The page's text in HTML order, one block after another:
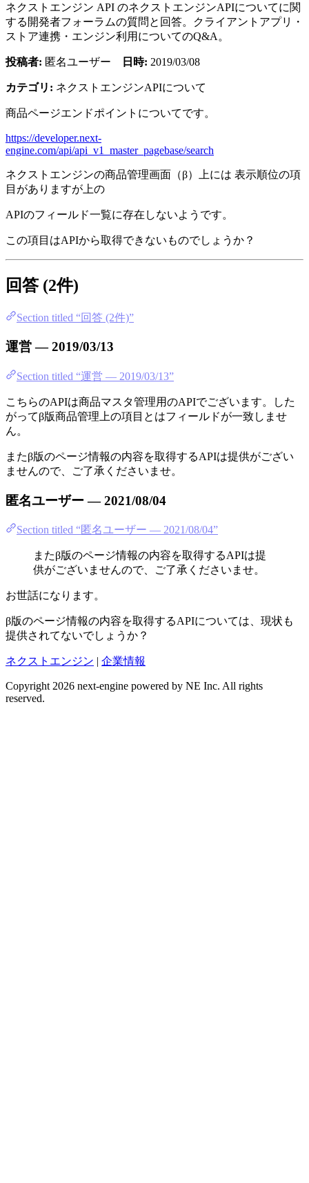
ネクストエンジン API のネクストエンジンAPIについてに関
する開発者フォーラムの質問と回答。クライアントアプリ・
ストア連携・エンジン利用についてのQ&A。
投稿者: 匿名ユーザー 日時: 2019/03/08
カテゴリ: ネクストエンジンAPIについて
商品ページエンドポイントについてです。
https://developer.next-
engine.com/api/api_v1_master_pagebase/search
ネクストエンジンの商品管理画面（β）上には 表示順位の項
目がありますが上の
APIのフィールド一覧に存在しないようです。
この項目はAPIから取得できないものでしょうか？
回答 (2件)
Section titled “回答 (2件)”
運営 — 2019/03/13
Section titled “運営 — 2019/03/13”
こちらのAPIは商品マスタ管理用のAPIでございます。した
がってβ版商品管理上の項目とはフィールドが一致しませ
ん。
またβ版のページ情報の内容を取得するAPIは提供がござい
ませんので、ご了承くださいませ。
匿名ユーザー — 2021/08/04
Section titled “匿名ユーザー — 2021/08/04”
またβ版のページ情報の内容を取得するAPIは提
供がございませんので、ご了承くださいませ。
お世話になります。
β版のページ情報の内容を取得するAPIについては、現状も
提供されてないでしょうか？
ネクストエンジン | 企業情報
Copyright 2026 next-engine powered by NE Inc. All rights
reserved.